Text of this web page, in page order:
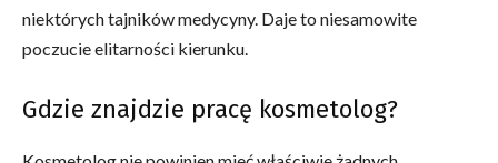
niektórych tajników medycyny. Daje to niesamowite
poczucie elitarności kierunku.
Gdzie znajdzie pracę kosmetolog?